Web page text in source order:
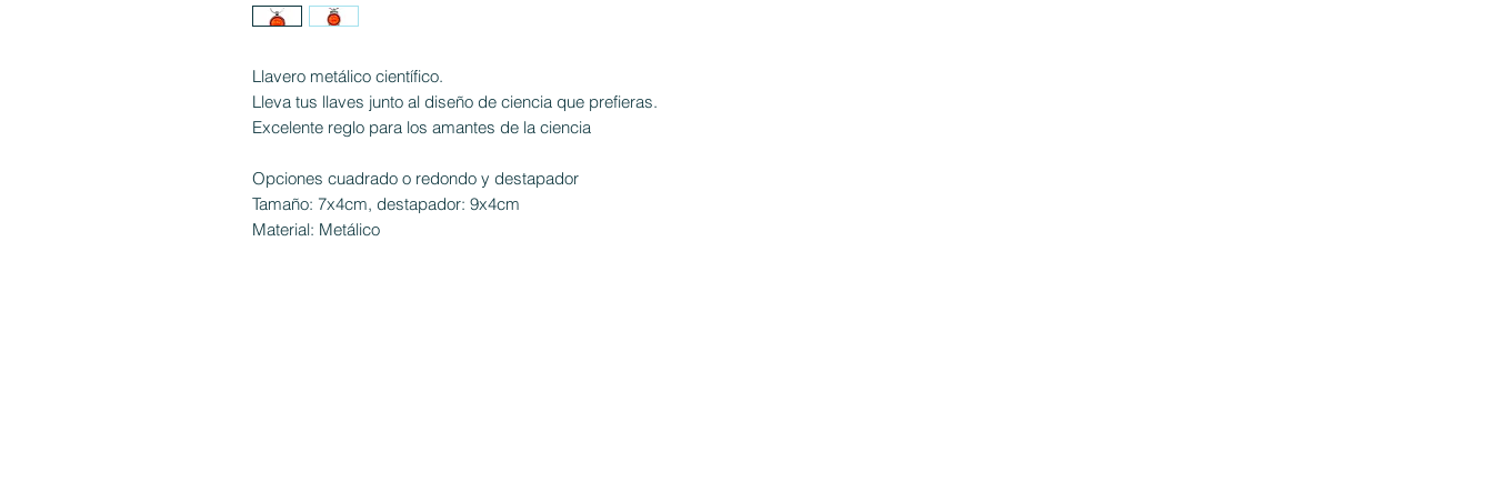
Llavero metálico científico.
Lleva tus llaves junto al diseño de ciencia que prefieras.
Excelente reglo para los amantes de la ciencia
Opciones cuadrado o redondo y destapador
Tamaño: 7x4cm, destapador: 9x4cm
Material: Metálico